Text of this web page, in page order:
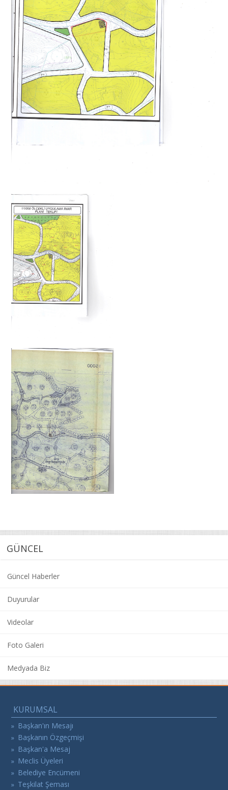
GÜNCEL
Güncel Haberler
Duyurular
Videolar
Foto Galeri
Medyada Biz
KURUMSAL
» Başkan'ın Mesajı
» Başkanın Özgeçmişi
» Başkan'a Mesaj
» Meclis Üyeleri
» Belediye Encümeni
» Teşkilat Şeması